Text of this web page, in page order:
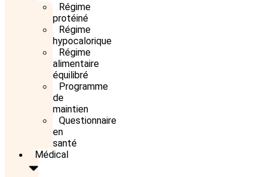
Régime
protéiné
Régime
hypocalorique
Régime
alimentaire
équilibré
Programme
de
maintien
Questionnaire
en
santé
Médical